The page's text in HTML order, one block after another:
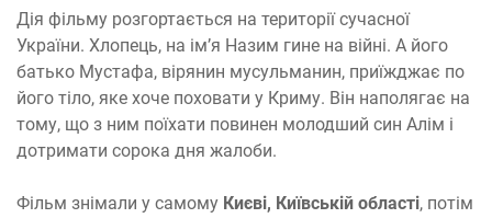
Дія фільму розгортається на території сучасної
України. Хлопець, на ім’я Назим гине на війні. А його
батько Мустафа, вірянин мусульманин, приїжджає по
його тіло, яке хоче поховати у Криму. Він наполягає на
тому, що з ним поїхати повинен молодший син Алім і
дотримати сорока дня жалоби.
Фільм знімали у самому Києві, Київській області, потім